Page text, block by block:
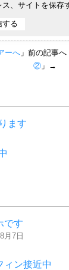
、サイトを保存
ーへ 」前の記事
②」→
ます
です
月7日
ィン接近中